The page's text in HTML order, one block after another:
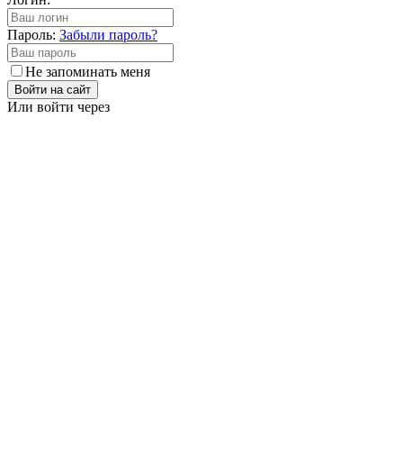
Пароль: Забыли пароль?
Не запоминать меня
Войти на сайт
Или войти через